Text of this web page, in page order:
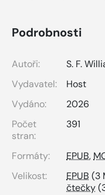
Podrobnosti
Autoři:
S. F.
Vydavatel:
Host
Vydáno:
2026
Počet
stran:
391
Formáty: EPUB,
Velikost:
EPUB (3
čtečky